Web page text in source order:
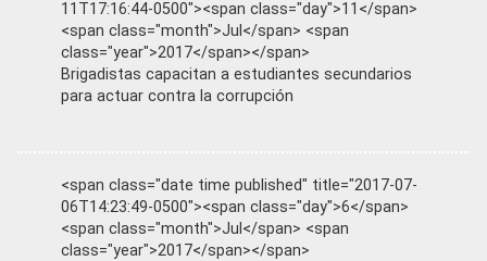
11T17:16:44-0500"><span class="day">11</span>
<span class="month">Jul</span> <span
class="year">2017</span></span>
Brigadistas capacitan a estudiantes secundarios
para actuar contra la corrupción
<span class="date time published" title="2017-07-
06T14:23:49-0500"><span class="day">6</span>
<span class="month">Jul</span> <span
class="year">2017</span></span>